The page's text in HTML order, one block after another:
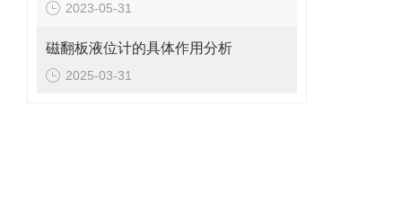
2023-05-31
磁翻板液位计的具体作用分析
2025-03-31